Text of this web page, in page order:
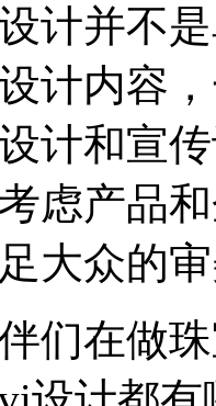
计并不
计内容
计和宣
虑产品
大众的
们在做